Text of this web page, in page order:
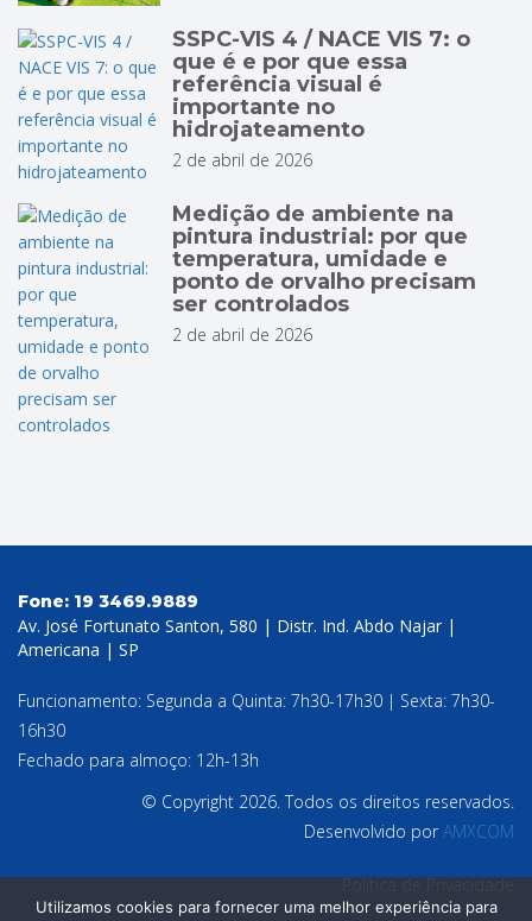
SSPC-VIS 4 / NACE VIS 7: o
que é e por que essa
referência visual é
importante no
hidrojateamento
2 de abril de 2026
Medição de ambiente na
pintura industrial: por que
temperatura, umidade e
ponto de orvalho precisam
ser controlados
2 de abril de 2026
Fone: 19 3469.9889
Av. José Fortunato Santon, 580 | Distr. Ind. Abdo Najar |
Americana | SP
Funcionamento: Segunda a Quinta: 7h30-17h30 | Sexta: 7h30-
16h30
Fechado para almoço: 12h-13h
© Copyright 2026. Todos os direitos reservados.
Desenvolvido porAMXCOM
Política de Privacidade
Utilizamos cookies para fornecer uma melhor experiência para